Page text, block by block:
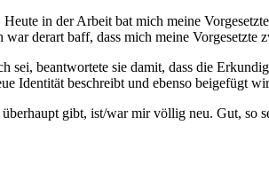
in der Arbeit bat mich meine
derart baff, dass mich meine Vorgesetzte
sei, beantwortete sie damit, dass die
Identität beschreibt und ebenso beigefügt
gibt, ist/war mir völlig neu. Gut, so